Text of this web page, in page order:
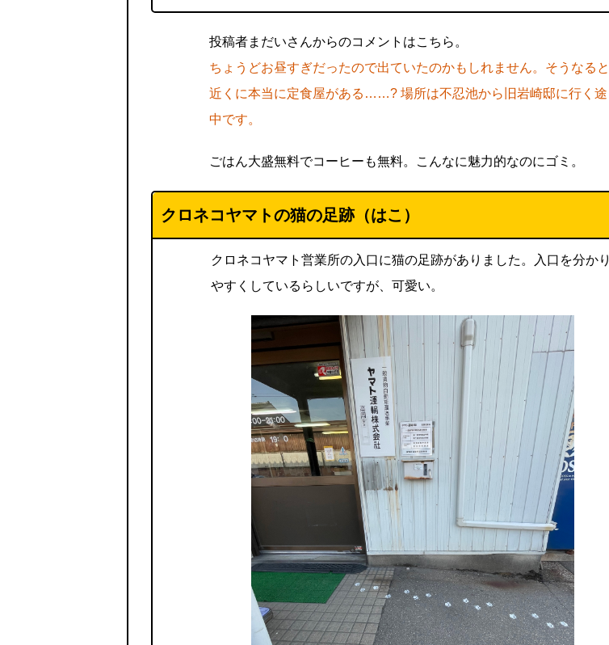
投稿者まだいさんからのコメントはこちら。
ちょうどお昼すぎだったので出ていたのかもしれません。そうなると
近くに本当に定食屋がある……? 場所は不忍池から旧岩崎邸に行く途
中です。
ごはん大盛無料でコーヒーも無料。こんなに魅力的なのにゴミ。
クロネコヤマトの猫の足跡（はこ）
クロネコヤマト営業所の入口に猫の足跡がありました。入口を分かり
やすくしているらしいですが、可愛い。